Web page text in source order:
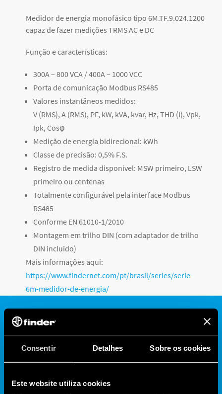
Consentir Detalhes Sobre os cookies
Este website utiliza cookies
Medidor de energia monofásico tipo 6M.TF.9.024.1200
capaz de fazer medições TRMS AC e DC
Função e características:
300A – 800 VCA / 400A – 1000 VCC
Porta de comunicação Modbus RS485
Valores instantâneos medidos:
V (RMS), A (RMS), PF, kW, kVA, kvar, Hz, THD (I), Vpk,
Ipk, Cosφ
Medição de energia bidirecional: kWh
Classe de precisão: 0,5% F.S.
Registro de medida disponível: MSW primeiro, LSW
primeiro ou centenas
Totalmente configurável pela interface Modbus
RS485
Conforme EN 61010-1/2010
Montagem em trilho DIN (com adaptador de trilho
DIN incluído)
Mais informações aqui:
https://www.findernet.com/pt/brasil/series/serie-
6m-medidor-de-energia/